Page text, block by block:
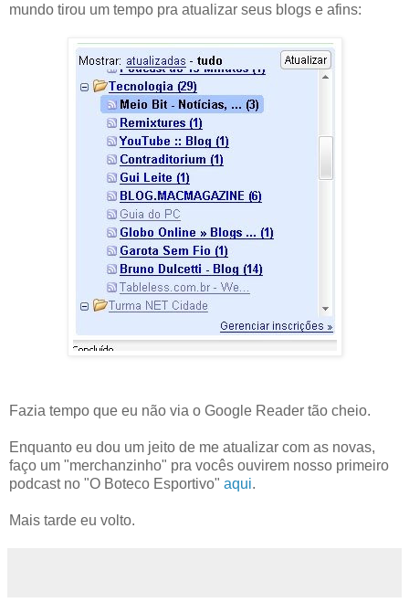
mundo tirou um tempo pra atualizar seus blogs e afins:
Fazia tempo que eu não via o Google Reader tão cheio.
Enquanto eu dou um jeito de me atualizar com as novas,
faço um "merchanzinho" pra vocês ouvirem nosso primeiro
podcast no "O Boteco Esportivo" aqui.
Mais tarde eu volto.